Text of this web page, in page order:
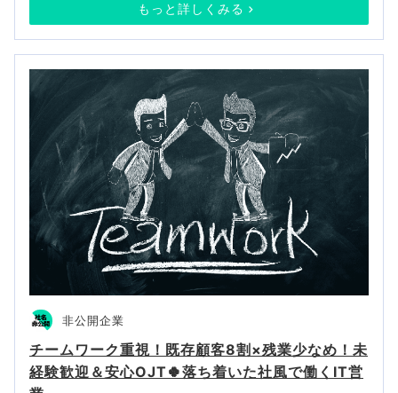
もっと詳しくみる
非公開企業
チームワーク重視！既存顧客8割×残業少なめ！未
経験歓迎＆安心OJT🍀落ち着いた社風で働くIT営